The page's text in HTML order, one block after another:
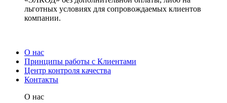
льготных условиях для сопровождаемых клиентов
компании.
О нас
Принципы работы с Клиентами
Центр контроля качества
Контакты
О нас